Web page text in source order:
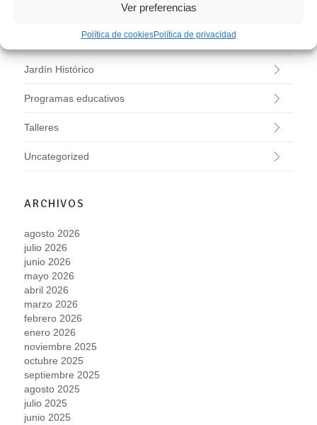
Ver preferencias
Política de cookiesPolítica de privacidad
Investigación
Jardín Histórico
Programas educativos
Talleres
Uncategorized
ARCHIVOS
agosto 2026
julio 2026
junio 2026
mayo 2026
abril 2026
marzo 2026
febrero 2026
enero 2026
noviembre 2025
octubre 2025
septiembre 2025
agosto 2025
julio 2025
junio 2025